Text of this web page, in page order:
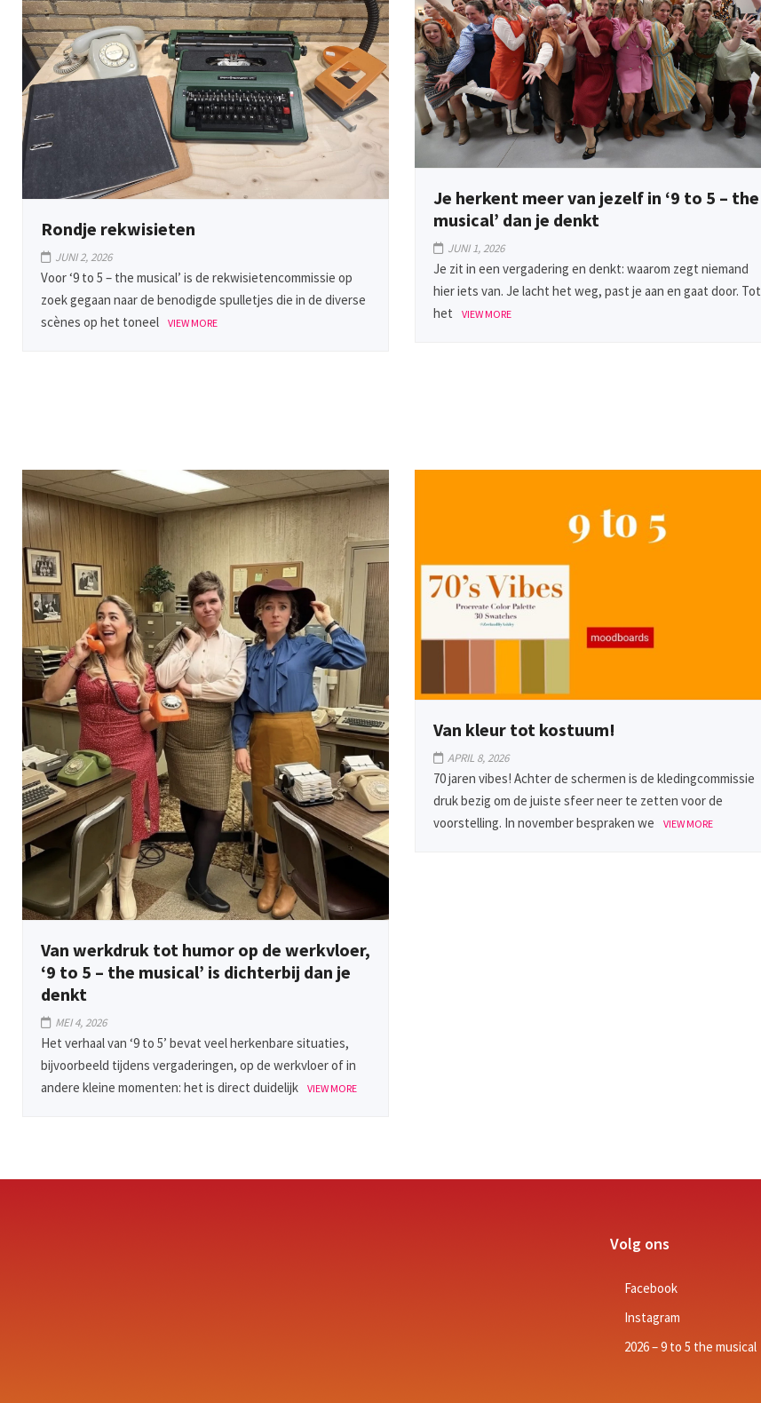
Rondje rekwisieten
JUNI 2, 2026
Voor ‘9 to 5 – the musical’ is de rekwisietencommissie op
zoek gegaan naar de benodigde spulletjes die in de diverse
scènes op het toneel
VIEW MORE
Je herkent meer van jezelf in ‘9 to 5 – the
musical’ dan je denkt
JUNI 1, 2026
Je zit in een vergadering en denkt: waarom zegt niemand
hier iets van. Je lacht het weg, past je aan en gaat door. Tot
het
VIEW MORE
Van werkdruk tot humor op de werkvloer,
‘9 to 5 – the musical’ is dichterbij dan je
denkt
MEI 4, 2026
Het verhaal van ‘9 to 5’ bevat veel herkenbare situaties,
bijvoorbeeld tijdens vergaderingen, op de werkvloer of in
andere kleine momenten: het is direct duidelijk
VIEW MORE
Van kleur tot kostuum!
APRIL 8, 2026
70 jaren vibes! Achter de schermen is de kledingcommissie
druk bezig om de juiste sfeer neer te zetten voor de
voorstelling. In november bespraken we
VIEW MORE
Volg ons
Facebook
Instagram
2026 – 9 to 5 the musical